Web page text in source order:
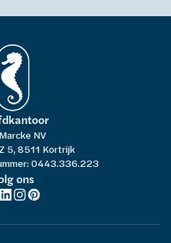
NV
5, 8511 Kortrijk
0443.336.223
ons